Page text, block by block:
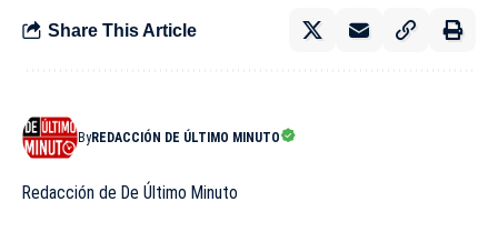
Share This Article
ByREDACCIÓN DE ÚLTIMO MINUTO
Redacción de De Último Minuto